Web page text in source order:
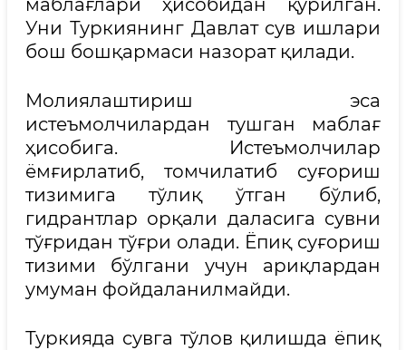
маблағлари ҳисобидан қурилган.
Уни Туркиянинг Давлат сув ишлари
бош бошқармаси назорат қилади.
Молиялаштириш эса
истеъмолчилардан тушган маблағ
ҳисобига. Истеъмолчилар
ёмғирлатиб, томчилатиб суғориш
тизимига тўлиқ ўтган бўлиб,
гидрантлар орқали даласига сувни
тўғридан тўғри олади. Ёпиқ суғориш
тизими бўлгани учун ариқлардан
умуман фойдаланилмайди.
Туркияда сувга тўлов қилишда ёпиқ